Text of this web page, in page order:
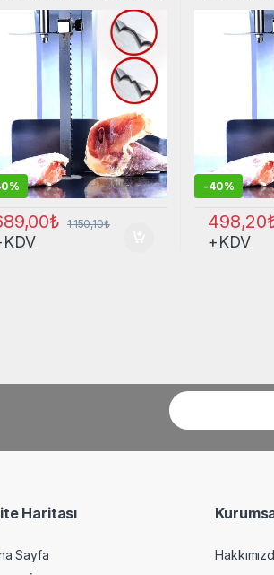
T430, Mado
754
₺ 1.150,10₺
MKB750
-40%
498,20
+KDV
Haritası
Sayfa